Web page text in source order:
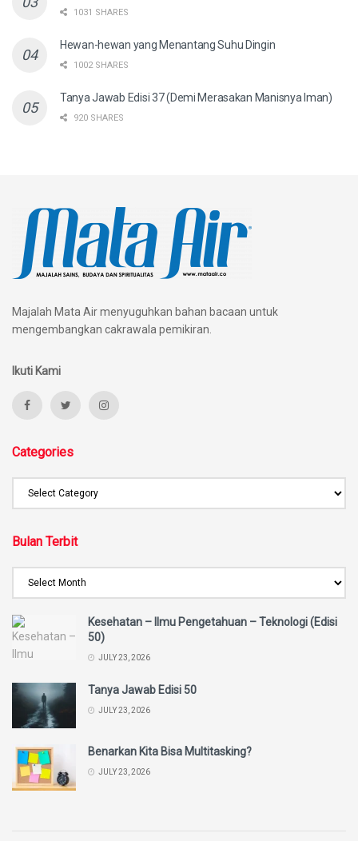
1031 SHARES
Hewan-hewan yang Menantang Suhu Dingin
1002 SHARES
Tanya Jawab Edisi 37 (Demi Merasakan Manisnya Iman)
920 SHARES
Majalah Mata Air menyuguhkan bahan bacaan untuk
mengembangkan cakrawala pemikiran.
Ikuti Kami
Categories
Bulan Terbit
Kesehatan – Ilmu Pengetahuan – Teknologi (Edisi
50)
JULY 23, 2026
Tanya Jawab Edisi 50
JULY 23, 2026
Benarkan Kita Bisa Multitasking?
JULY 23, 2026